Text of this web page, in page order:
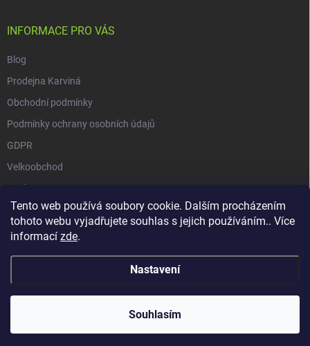
Tento web používá soubory cookie. Dalším procházením
tohoto webu vyjadřujete souhlas s jejich používáním.. Více
informací zde.
Nastavení
Souhlasím
INFORMACE PRO VÁS
Blog
Prodejna Karviná
Obchodní podmínky
Podmínky ochrany osobních údajů
GDPR
Velkoobchod
O nás
Vrácení zásilky přes Zásilkovnu
Vytvořil Shoptet
Copyright 2026GALAXIE KRATOMU. Všechna práva vyhrazena.